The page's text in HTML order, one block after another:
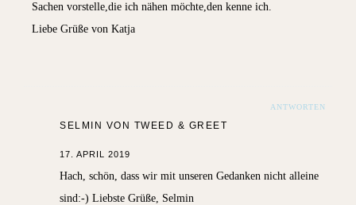
Sachen vorstelle,die ich nähen möchte,den kenne ich.
Liebe Grüße von Katja
ANTWORTEN
SELMIN VON TWEED & GREET
17. APRIL 2019
Hach, schön, dass wir mit unseren Gedanken nicht alleine
sind:-) Liebste Grüße, Selmin